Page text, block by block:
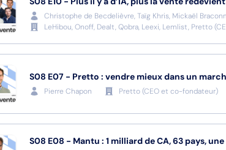
Christophe de Becdelièvre, Taïg Khris, Mickaël
LeHibou, Onoff, Dealt, Qobra, Leexi, Lemlist, Pretto(
S08 E07 - Pretto : vendre mieux dans un
Pierre Chapon Pretto(CEO et co-fondateur)
S08 E08 - Mantu : 1 milliard de CA, 63 pays,